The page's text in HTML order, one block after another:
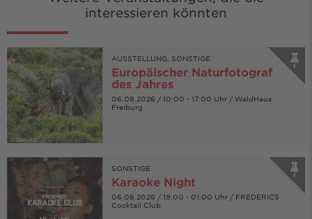
interessieren könnten
© Bern Nill
AUSSTELLUNG, SONSTIGE
Europäischer Naturfotograf
des Jahres
06.08.2026 / 10:00 - 17:00 Uhr / WaldHaus
Freiburg
SONSTIGE
Karaoke Night
06.08.2026 / 19:00 - 01:00 Uhr / FREDERICS
Cocktail Club